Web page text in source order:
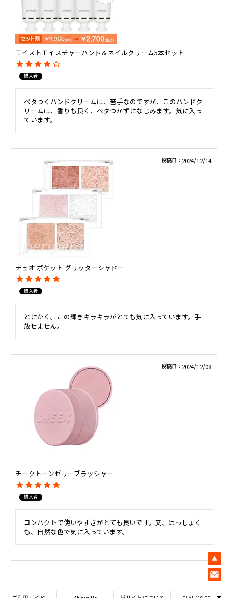
モイストモイスチャーハンド＆ネイルクリーム5本セット
購入者
ベタつくハンドクリームは、苦手なのですが、このハンドク
リームは、香りも良く、ベタつかずになじみます。気に入っ
ています。
デュオ ポケット グリッターシャドー
購入者
投稿日 2024/12/14
とにかく。この輝きキラキラがとても気に入っています。手
放せません。
チークトーンゼリーブラッシャー
購入者
投稿日 2024/12/08
コンパクトで使いやすさがとても良いです。又、はっしょく
も、自然な色で気に入っています。